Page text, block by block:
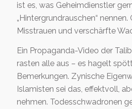
ist es, was Geheimdienstler
„Hintergrundrauschen“ nennen.
Misstrauen und verschärfte
Ein Propaganda-Video der
rasten alle aus – es hagelt
Bemerkungen. Zynische
Islamisten sei das, effektvoll,
nehmen. Todesschwadronen